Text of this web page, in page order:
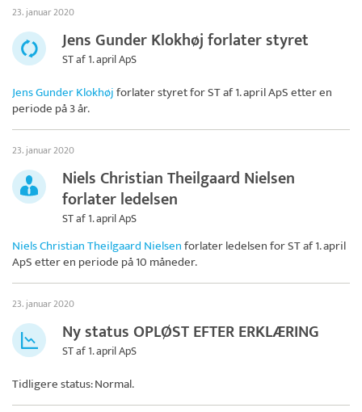
23. januar 2020
Jens Gunder Klokhøj forlater styret
ST af 1. april ApS
Jens Gunder Klokhøjforlater styret forST af 1. april ApSetter en
periode på 3 år.
23. januar 2020
Niels Christian Theilgaard Nielsen
forlater ledelsen
ST af 1. april ApS
Niels Christian Theilgaard Nielsenforlater ledelsen forST af 1. april
ApSetter en periode på 10 måneder.
23. januar 2020
Ny status OPLØST EFTER ERKLÆRING
ST af 1. april ApS
Tidligere status: Normal.